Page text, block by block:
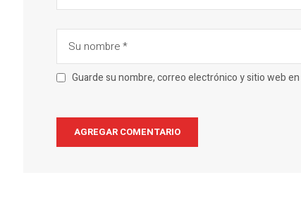
Guarde su nombre, correo electrónico y sitio web